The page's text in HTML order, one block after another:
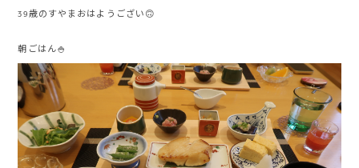
39歳のすやまおはようござい🙃
朝ごはん🍚